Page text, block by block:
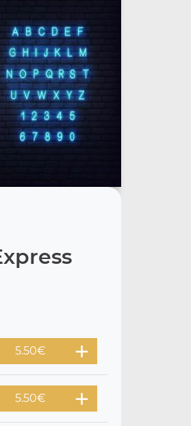
5.50€
5.50€